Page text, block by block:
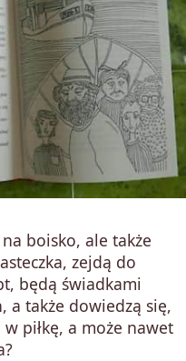
boisko, ale także
zejdą do
będą świadkami
a także dowiedzą się,
piłkę, a może nawet